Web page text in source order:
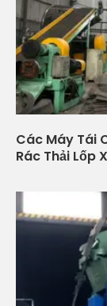
Các Máy Tái
Rác Thải Lốp